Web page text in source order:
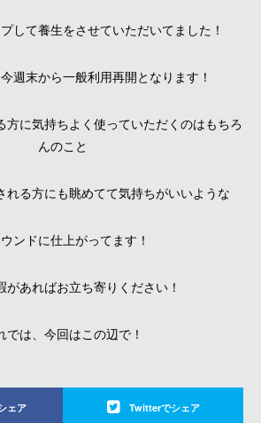
して養生をさせていただいてました！
週末から一般利用再開となります！
方に気持ちよく使っていただくのはもちろ
んのこと
れる方にも眺めてて気持ちがいいような
ンドに仕上がってます！
があればお立ち寄りください！
では、今回はこの辺で！
ェア Twitterでシェア